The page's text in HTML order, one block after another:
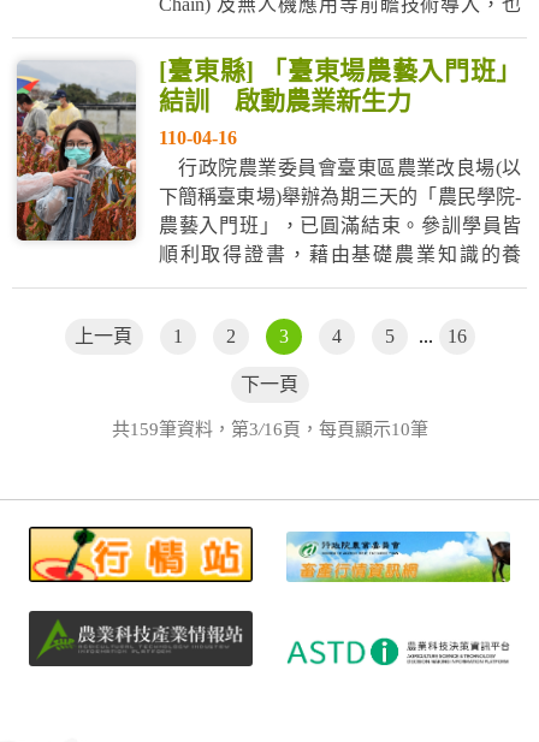
Chain) 及無人機應用等前瞻技術導入，也
藉由輔導農民轉型協助專業技術養成，擴
展就業與創業途徑，提高農產經濟價值並
帶動農業勞動力投入綠能產業及友善農
業。課程結訓後另安排就業輔導計畫，輔
導...
[臺東縣] 「臺東場農藝入門班」
結訓 啟動農業新生力
110-04-16
行政院農業委員會臺東區農業改良場(以
下簡稱臺東場)舉辦為期三天的「農民學院-
農藝入門班」，已圓滿結束。參訓學員皆
順利取得證書，藉由基礎農業知識的養
成，為臺灣農業培育更多從農新生力。 此
包括產業概況、農業理論知識、實作技術
相信學員若能學以致用，將可奠定良好...
上一頁 1 2 3 4 5 ... 16
下一頁
共159筆資料，第3/16頁，每頁顯示10筆